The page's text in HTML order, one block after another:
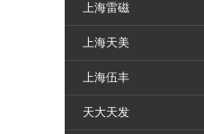
上海雷磁
上海天美
上海伍丰
天大天发